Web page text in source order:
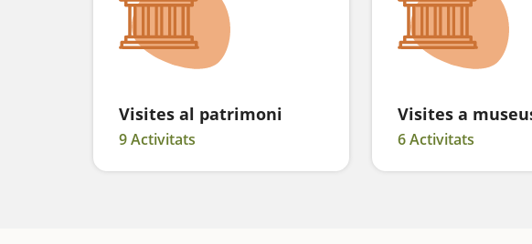
Visites al patrimoni
9 Activitats
Visites a
6 Activitats